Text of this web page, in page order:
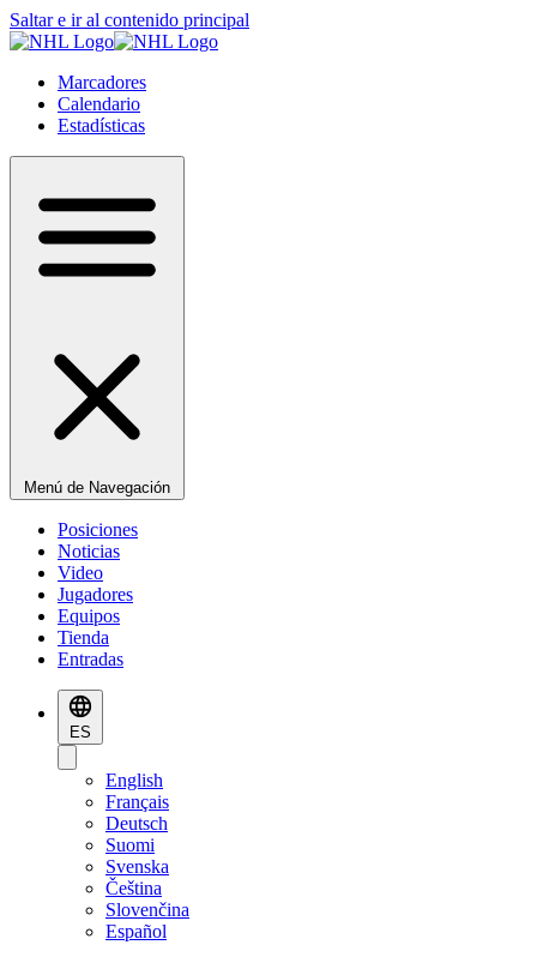
Saltar e ir al contenido principal
Marcadores
Calendario
Estadísticas
Menú de Navegación
Posiciones
Noticias
Video
Jugadores
Equipos
Tienda
Entradas
ES
English
Français
Deutsch
Suomi
Svenska
Čeština
Slovenčina
Español